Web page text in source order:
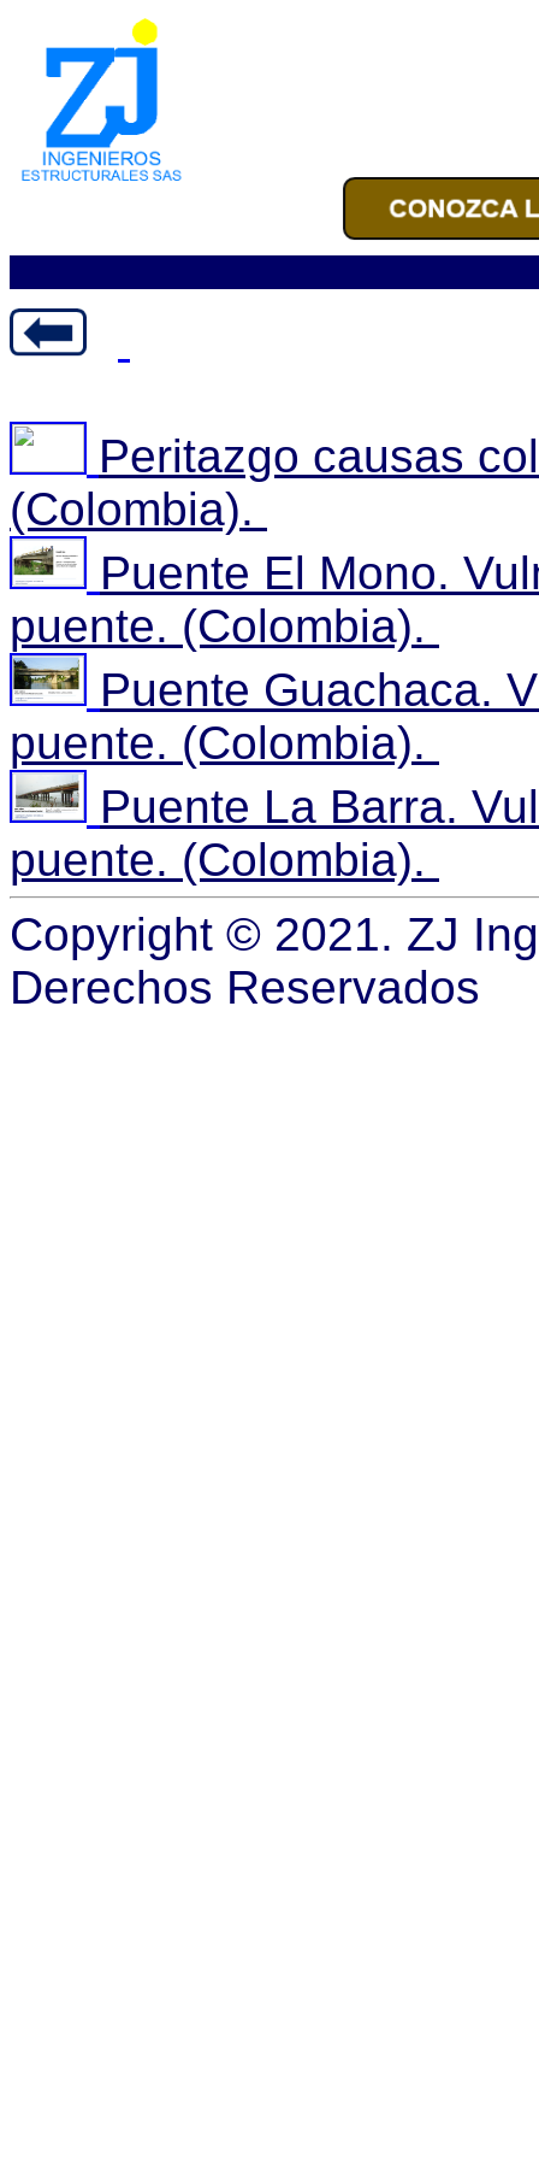
Peritazgo causas
(Colombia).
Puente El Mono.
puente. (Colombia).
Puente Guachaca.
puente. (Colombia).
Puente La Barra.
puente. (Colombia).
Copyright © 2021. ZJ
Derechos Reservados